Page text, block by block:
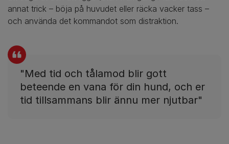
annat trick – böja på huvudet eller räcka vacker tass –
och använda det kommandot som distraktion.
"Med tid och tålamod blir gott
beteende en vana för din hund, och er
tid tillsammans blir ännu mer njutbar"